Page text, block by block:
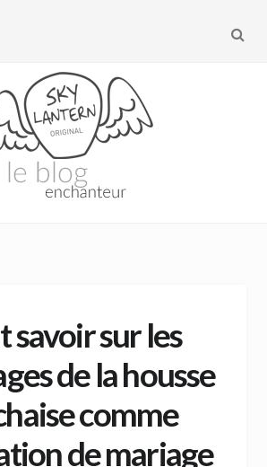
savoir sur les
de la housse
comme
de mariage